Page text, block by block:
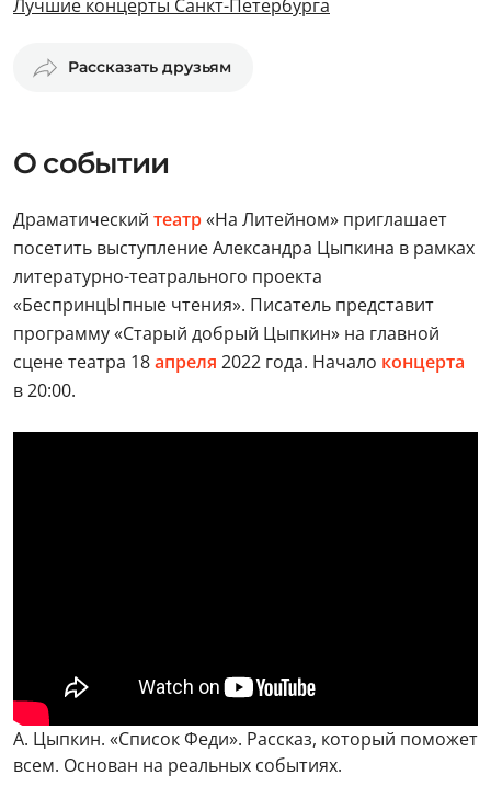
Лучшие концерты Санкт-Петербурга
Рассказать друзьям
О событии
Драматический театр«На Литейном» приглашает
посетить выступление Александра Цыпкина в рамках
литературно-театрального проекта
«БеспринцЫпные чтения». Писатель представит
программу «Старый добрый Цыпкин» на главной
сцене театра 18апреля 2022 года. Начало концерта
в 20:00.
А. Цыпкин. «Список Феди». Рассказ, который поможет
всем. Основан на реальных событиях.